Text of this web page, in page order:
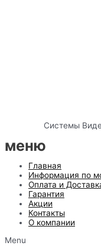
Системы
меню
Главная
Информация по
Оплата и
Гарантия
Акции
Контакты
О компании
Menu